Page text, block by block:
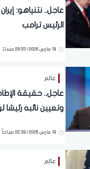
عاجل.. نتنياهو:
الرئيس ترامب
19 مارس 2026 | 09:55 مساءً
عالم
عاجل.. حقيقة
وتعيين نائبه رئيسًا
19 مارس 2026 | 02:39 صباحاً
عالم